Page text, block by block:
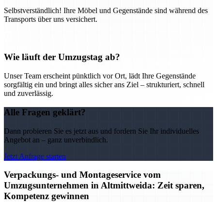
Selbstverständlich! Ihre Möbel und Gegenstände sind während des
Transports über uns versichert.
Wie läuft der Umzugstag ab?
Unser Team erscheint pünktlich vor Ort, lädt Ihre Gegenstände
sorgfältig ein und bringt alles sicher ans Ziel – strukturiert, schnell
und zuverlässig.
Alle Fragen geklärt?
Dann probieren Sie es jetzt aus und fordern Sie Ihr individuelles
Angebot an – ganz unverbindlich.
Jetzt Anfrage starten
Verpackungs- und Montageservice vom
Umzugsunternehmen in Altmittweida: Zeit sparen,
Kompetenz gewinnen